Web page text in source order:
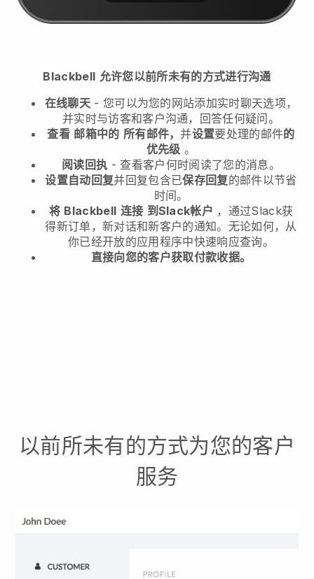
Blackbell 允许您以前所未有的方式进行沟通
在线聊天- 您可以为您的网站添加实时聊天选项，
并实时与访客和客户沟通，回答任何疑问。
查看 邮箱中的 所有邮件，并设置要处理的邮件的
优先级 。
阅读回执 - 查看客户何时阅读了您的消息。
设置自动回复并回复包含已保存回复的邮件以节省
时间。
将 Blackbell 连接 到Slack帐户 ，通过Slack获
得新订单，新对话和新客户的通知。无论如何，从
你已经开放的应用程序中快速响应查询。
直接向您的客户获取付款收据。
以前所未有的方式为您的客户
服务